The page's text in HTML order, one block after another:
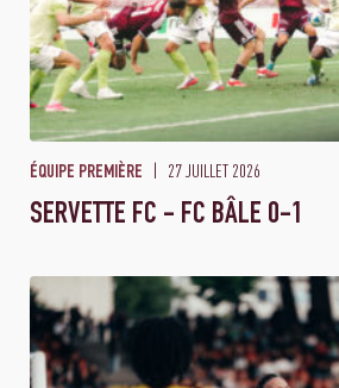
ÉQUIPE PREMIÈRE 27 JUILLET 2026
SERVETTE FC - FC BÂLE 0-1